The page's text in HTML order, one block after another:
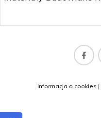
matbud@matbud.pl
Informacja o cookies |